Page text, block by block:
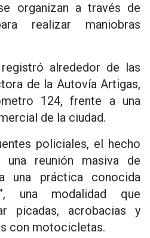
organizan a través de
realizar maniobras
alrededor de las
de la Autovía Artigas,
124, frente a una
de la ciudad.
policiales, el hecho
una reunión masiva de
una práctica conocida
una modalidad que
picadas, acrobacias y
con motocicletas.